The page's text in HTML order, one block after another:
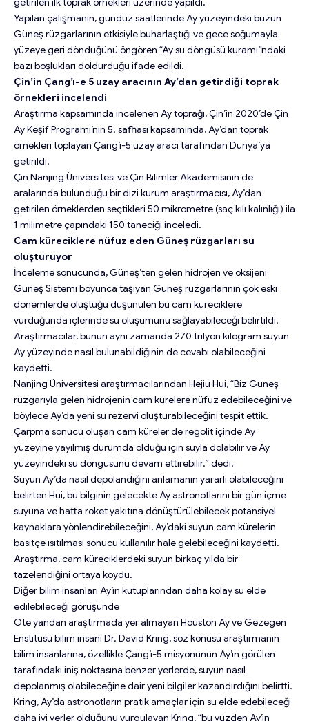
Yapılan çalışmanın, gündüz saatlerinde Ay yüzeyindeki buzun
Güneş rüzgarlarının etkisiyle buharlaştığı ve gece soğumayla
yüzeye geri döndüğünü öngören “Ay su döngüsü kuramı”ndaki
bazı boşlukları doldurduğu ifade edildi.
Çin’in Çang’ı-e 5 uzay aracının Ay’dan getirdiği toprak
örnekleri incelendi
Araştırma kapsamında incelenen Ay toprağı, Çin’in 2020’de Çin
Ay Keşif Programı’nın 5. safhası kapsamında, Ay’dan toprak
örnekleri toplayan Çang’ı-5 uzay aracı tarafından Dünya’ya
getirildi.
Çin Nanjing Üniversitesi ve Çin Bilimler Akademisinin de
aralarında bulunduğu bir dizi kurum araştırmacısı, Ay’dan
getirilen örneklerden seçtikleri 50 mikrometre (saç kılı kalınlığı) ila
1 milimetre çapındaki 150 taneciği inceledi.
Cam küreciklere nüfuz eden Güneş rüzgarları su
oluşturuyor
İnceleme sonucunda, Güneş’ten gelen hidrojen ve oksijeni
Güneş Sistemi boyunca taşıyan Güneş rüzgarlarının çok eski
dönemlerde oluştuğu düşünülen bu cam küreciklere
vurduğunda içlerinde su oluşumunu sağlayabileceği belirtildi.
Araştırmacılar, bunun aynı zamanda 270 trilyon kilogram suyun
Ay yüzeyinde nasıl bulunabildiğinin de cevabı olabileceğini
kaydetti.
Nanjing Üniversitesi araştırmacılarından Hejiu Hui, “Biz Güneş
rüzgarıyla gelen hidrojenin cam kürelere nüfuz edebileceğini ve
böylece Ay’da yeni su rezervi oluşturabileceğini tespit ettik.
Çarpma sonucu oluşan cam küreler de regolit içinde Ay
yüzeyine yayılmış durumda olduğu için suyla dolabilir ve Ay
yüzeyindeki su döngüsünü devam ettirebilir.” dedi.
Suyun Ay’da nasıl depolandığını anlamanın yararlı olabileceğini
belirten Hui, bu bilginin gelecekte Ay astronotlarını bir gün içme
suyuna ve hatta roket yakıtına dönüştürülebilecek potansiyel
kaynaklara yönlendirebileceğini, Ay’daki suyun cam kürelerin
basitçe ısıtılması sonucu kullanılır hale gelebileceğini kaydetti.
Araştırma, cam küreciklerdeki suyun birkaç yılda bir
tazelendiğini ortaya koydu.
Diğer bilim insanları Ay’ın kutuplarından daha kolay su elde
edilebileceği görüşünde
Öte yandan araştırmada yer almayan Houston Ay ve Gezegen
Enstitüsü bilim insanı Dr. David Kring, söz konusu araştırmanın
bilim insanlarına, özellikle Çang’ı-5 misyonunun Ay’ın görülen
tarafındaki iniş noktasına benzer yerlerde, suyun nasıl
depolanmış olabileceğine dair yeni bilgiler kazandırdığını belirtti.
Kring, Ay’da astronotların pratik amaçlar için su elde edebileceği
daha iyi yerler olduğunu vurgulayan Kring, “bu yüzden Ay’ın